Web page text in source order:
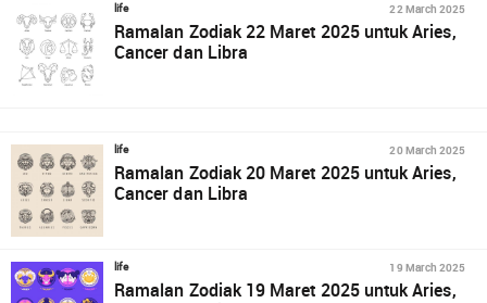
life 22 March 2025
Ramalan Zodiak 22 Maret 2025 untuk Aries,
Cancer dan Libra
life 20 March 2025
Ramalan Zodiak 20 Maret 2025 untuk Aries,
Cancer dan Libra
life 19 March 2025
Ramalan Zodiak 19 Maret 2025 untuk Aries,